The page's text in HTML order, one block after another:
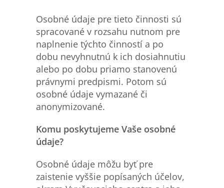
Osobné údaje pre tieto činnosti sú
spracované v rozsahu nutnom pre
naplnenie týchto činností a po
dobu nevyhnutnú k ich dosiahnutiu
alebo po dobu priamo stanovenú
právnymi predpismi. Potom sú
osobné údaje vymazané či
anonymizované.
Komu poskytujeme Vaše osobné
údaje?
Osobné údaje môžu byť pre
zaistenie vyššie popísaných účelov,